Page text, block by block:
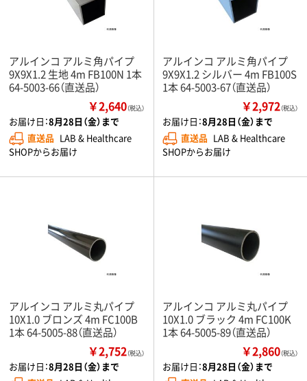
アルインコ アルミ角パイプ
9X9X1.2 生地 4m FB100N 1本
64-5003-66（直送品）
￥2,640（税込）
お届け日：8月28日（金）まで
直送品 LAB & Healthcare
SHOPからお届け
アルインコ アルミ角パイプ
9X9X1.2 シルバー 4m FB100S
1本 64-5003-67（直送品）
￥2,972（税込）
お届け日：8月28日（金）まで
直送品 LAB & Healthcare
SHOPからお届け
アルインコ アルミ丸パイプ
10X1.0 ブロンズ 4m FC100B
1本 64-5005-88（直送品）
￥2,752（税込）
お届け日：8月28日（金）まで
アルインコ アルミ丸パイプ
10X1.0 ブラック 4m FC100K
1本 64-5005-89（直送品）
￥2,860（税込）
お届け日：8月28日（金）まで